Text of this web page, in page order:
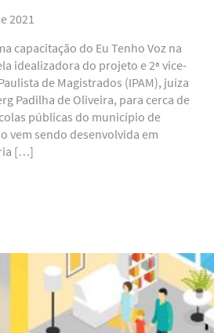
2021
capacitação do Eu Tenho Voz na
idealizadora do projeto e 2ª vice-
de Magistrados (IPAM), juíza
Padilha de Oliveira, para cerca de
públicas do município de
vem sendo desenvolvida em
[…]